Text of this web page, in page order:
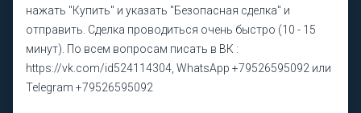
нажать "Купить" и указать "Безопасная сделка" и
отправить. Сделка проводиться очень быстро (10 - 15
минут). По всем вопросам писать в ВК :
https://vk.com/id524114304, WhatsApp +79526595092 или
Telegram +79526595092